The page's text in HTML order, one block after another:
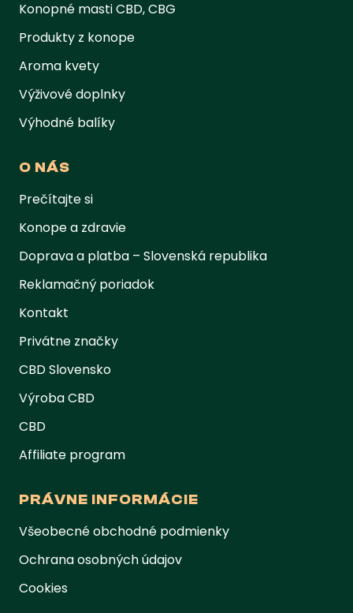
Konopné masti CBD, CBG
Produkty z konope
Aroma kvety
Výživové doplnky
Výhodné balíky
O NÁS
Prečítajte si
Konope a zdravie
Doprava a platba – Slovenská republika
Reklamačný poriadok
Kontakt
Privátne značky
CBD Slovensko
Výroba CBD
CBD
Affiliate program
PRÁVNE INFORMÁCIE
Všeobecné obchodné podmienky
Ochrana osobných údajov
Cookies